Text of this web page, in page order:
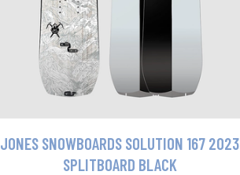
JONES SNOWBOARDS SOLUTION 167 2023
SPLITBOARD BLACK